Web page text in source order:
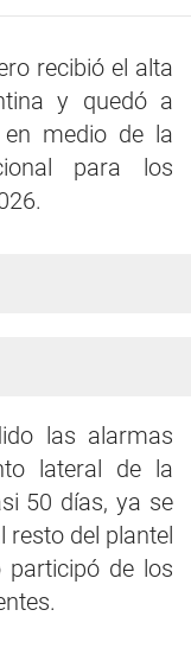
recibió el alta
y quedó a
en medio de la
para los
las alarmas
lateral de la
50 días, ya se
del plantel
participó de los